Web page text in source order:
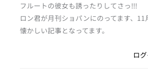
フルートの彼女も誘ったりしてさっ!!!
ロン君が月刊ショパンにのってます、11
懐かしい記事となってます。
ロ